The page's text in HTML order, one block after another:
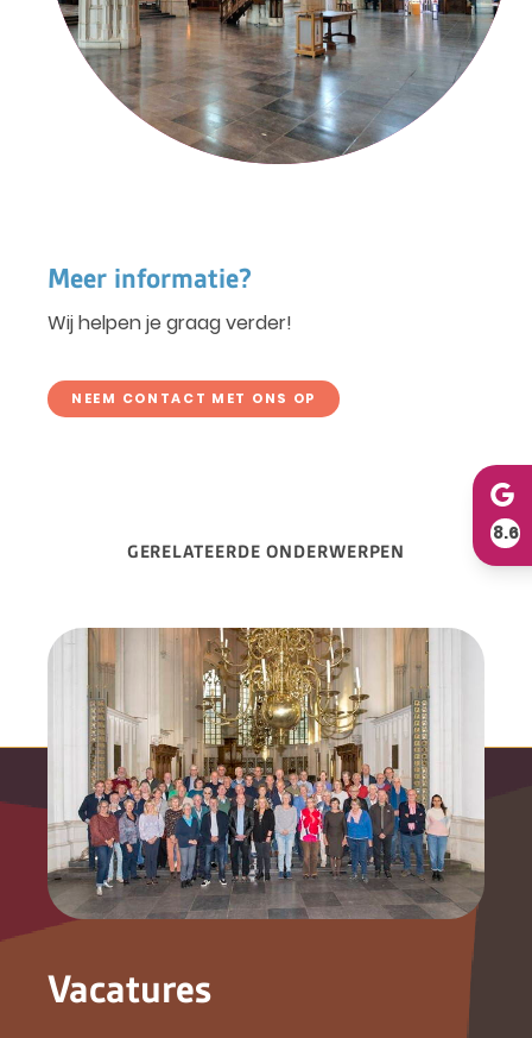
Meer informatie?
Wij helpen je graag verder!
NEEM CONTACT MET ONS OP
GERELATEERDE ONDERWERPEN
Vacatures
8.6